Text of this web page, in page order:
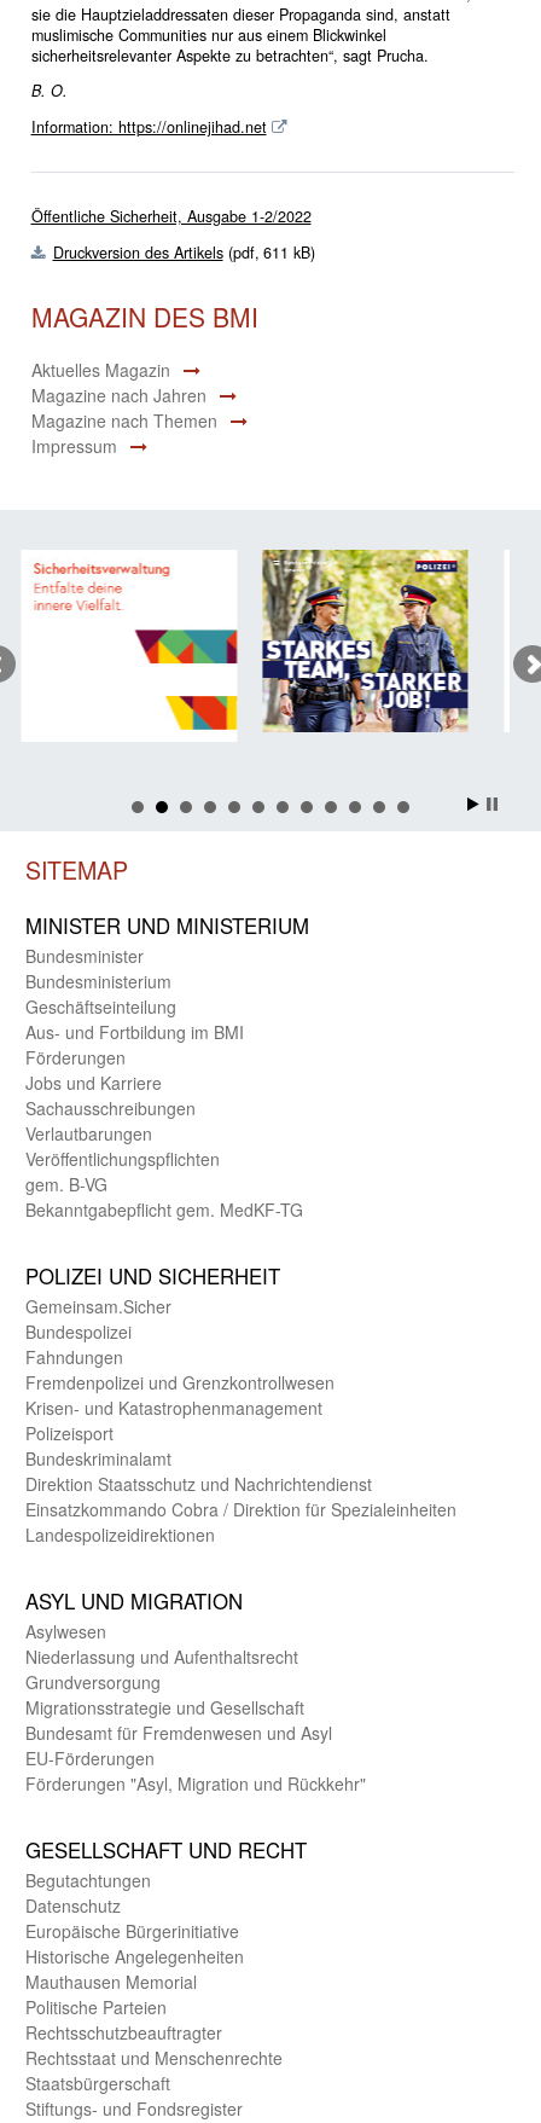
sie die Hauptzieladdressaten dieser Propaganda sind, anstatt
muslimische Communities nur aus einem Blickwinkel
sicherheitsrelevanter Aspekte zu betrachten“, sagt Prucha.
B. O.
Information: https://onlinejihad.net
Öffentliche Sicherheit, Ausgabe 1-2/2022
Druckversion des Artikels(pdf, 611 kB)
MAGAZIN DES BMI
Aktuelles Magazin
Magazine nach Jahren
Magazine nach Themen
Impressum
SITEMAP
MINISTER UND MINIST­ERIUM
Bundes­minister
Bundes­ministerium
Geschäfts­einteilung
Aus- und Fortbildung im BMI
Förderungen
Jobs und Karriere
Sachaus­schreibungen
Verlautbarungen
Veröffentlichungspflichten
gem. B-VG
Bekanntgabepflicht gem. MedKF-TG
POLIZEI UND SICHER­HEIT
Gemein­sam.Sicher
Bundes­polizei
Fahndungen
Fremdenpolizei und Grenzkontrollwesen
Krisen- und Katastrophen­management
Polizeisport
Bundes­kriminal­amt
Direktion Staats­schutz und Nach­richten­dienst
Einsatz­kommando Cobra / Direktion für Spezialeinheiten
Landes­polizei­direk­tionen
ASYL UND MIGRA­TION
Asyl­wesen
Nieder­lassung und Aufent­halts­recht
Grund­versorgung
Migrations­strategie und Gesell­schaft
Bundes­amt für Fremden­wesen und Asyl
EU-Förde­rungen
Förderungen "Asyl, Migration und Rückkehr"
GE­SELL­SCHAFT UND RECHT
Begut­achtungen
Daten­schutz
Europäische Bürger­initiative
Historische Angelegen­heiten
Mauthausen Memorial
Politische Parteien
Rechts­schutz­beauftragter
Rechts­staat und Menschen­rechte
Staats­bürger­schaft
Stiftungs- und Fonds­register